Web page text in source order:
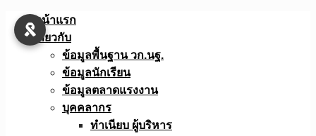
Skip
หน้าแรก
เกี่ยวกับ
ข้อมูลพื้นฐาน วก.นฐ.
ข้อมูลนักเรียน
ข้อมูลตลาดแรงงาน
บุคคลากร
ทำเนียบ ผู้บริหาร